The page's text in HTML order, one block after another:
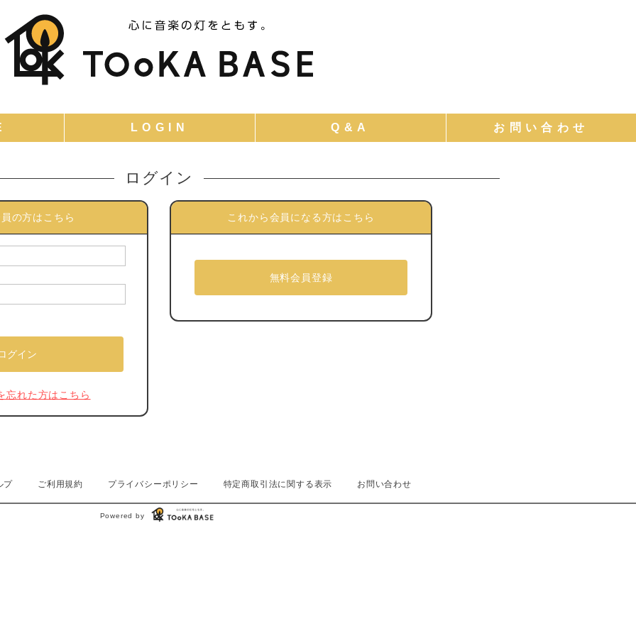
ログイン
の方はこちら
忘れた方はこちら
これから会員になる方はこちら
プ ご利用規約 プライバシーポリシー 特定商取引法に関する表示 お問い合わせ
Powered by